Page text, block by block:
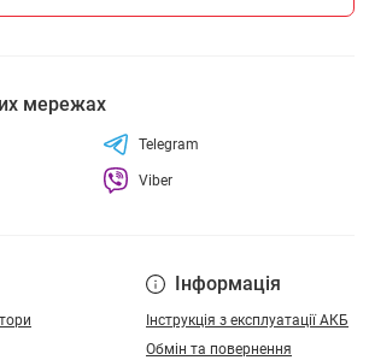
Інформація
Інструкція з експлуатації АКБ
Обмін та повернення
мережах
Telegram
Viber